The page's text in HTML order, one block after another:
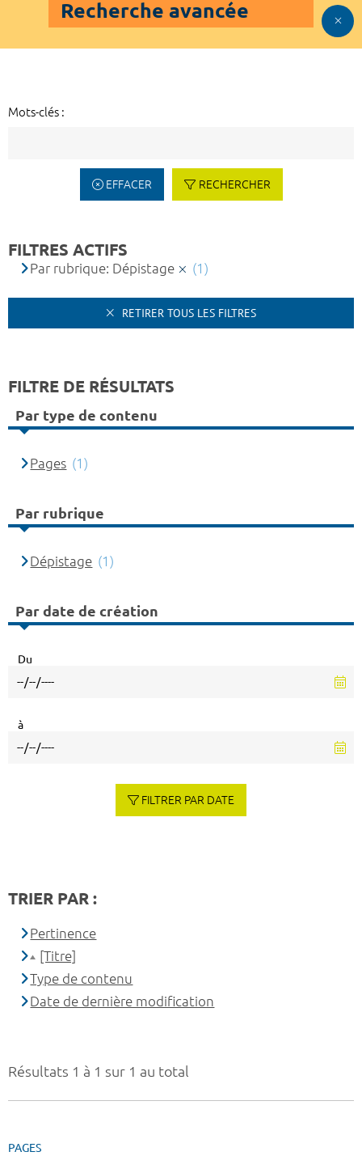
Recherche avancée
Mots-clés :
EFFACER RECHERCHER
Résultats 1 à 1 sur 1 au total
PAGES
FILTRES ACTIFS
Par rubrique: Dépistage (1)
RETIRER TOUS LES FILTRES
FILTRE DE RÉSULTATS
Par type de contenu
Pages (1)
Par rubrique
Dépistage (1)
Par date de création
Du
à
FILTRER PAR DATE
TRIER PAR :
Pertinence
[Titre]
Type de contenu
Date de dernière modification